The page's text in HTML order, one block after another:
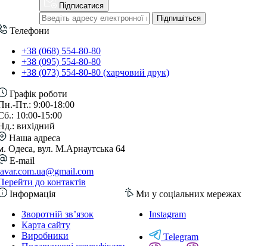
Підписатися
Підпишіться
Телефони
+38 (068) 554-80-80
+38 (095) 554-80-80
+38 (073) 554-80-80 (харчовий друк)
Графік роботи
Пт.: 9:00-18:00
10:00-15:00
вихідний
Наша адреса
Одеса, вул. М.Арнаутська 64
E-mail
до контактів
Інформація
Зворотній зв’язок
Карта сайту
Виробники
Ми у соціальних мережах
Instagram
Telegram